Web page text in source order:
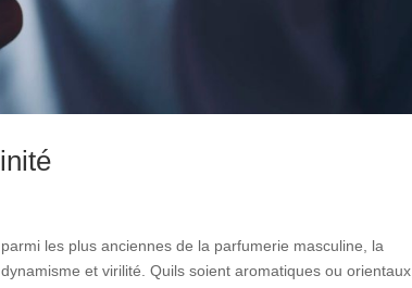
les plus anciennes de la parfumerie masculine, la
et virilité. Quils soient aromatiques ou orientaux,